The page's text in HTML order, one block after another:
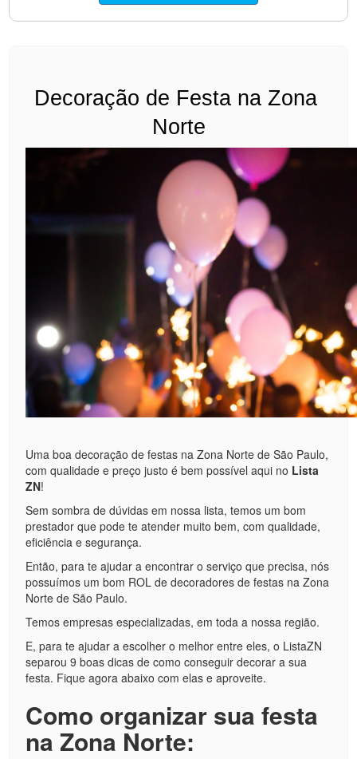
Decoração de Festa na Zona
Norte
Uma boa decoração de festas na Zona Norte de São Paulo,
com qualidade e preço justo é bem possível aqui no Lista
ZN!
Sem sombra de dúvidas em nossa lista, temos um bom
prestador que pode te atender muito bem, com qualidade,
eficiência e segurança.
Então, para te ajudar a encontrar o serviço que precisa, nós
possuímos um bom ROL de decoradores de festas na Zona
Norte de São Paulo.
Temos empresas especializadas, em toda a nossa região.
E, para te ajudar a escolher o melhor entre eles, o ListaZN
separou 9 boas dicas de como conseguir decorar a sua
festa. Fique agora abaixo com elas e aproveite.
Como organizar sua festa
na Zona Norte: